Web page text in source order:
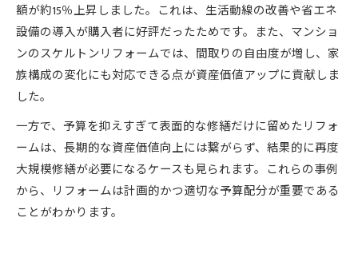
額が約15％上昇しました。これは、生活動線の改善や省エネ
設備の導入が購入者に好評だったためです。また、マンショ
ンのスケルトンリフォームでは、間取りの自由度が増し、家
族構成の変化にも対応できる点が資産価値アップに貢献しま
した。
一方で、予算を抑えすぎて表面的な修繕だけに留めたリフォ
ームは、長期的な資産価値向上には繋がらず、結果的に再度
大規模修繕が必要になるケースも見られます。これらの事例
から、リフォームは計画的かつ適切な予算配分が重要である
ことがわかります。